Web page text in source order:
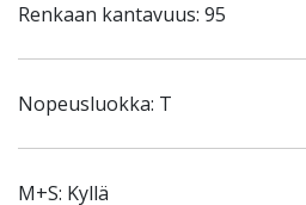
Renkaan kantavuus: 95
Nopeusluokka: T
M+S: Kyllä